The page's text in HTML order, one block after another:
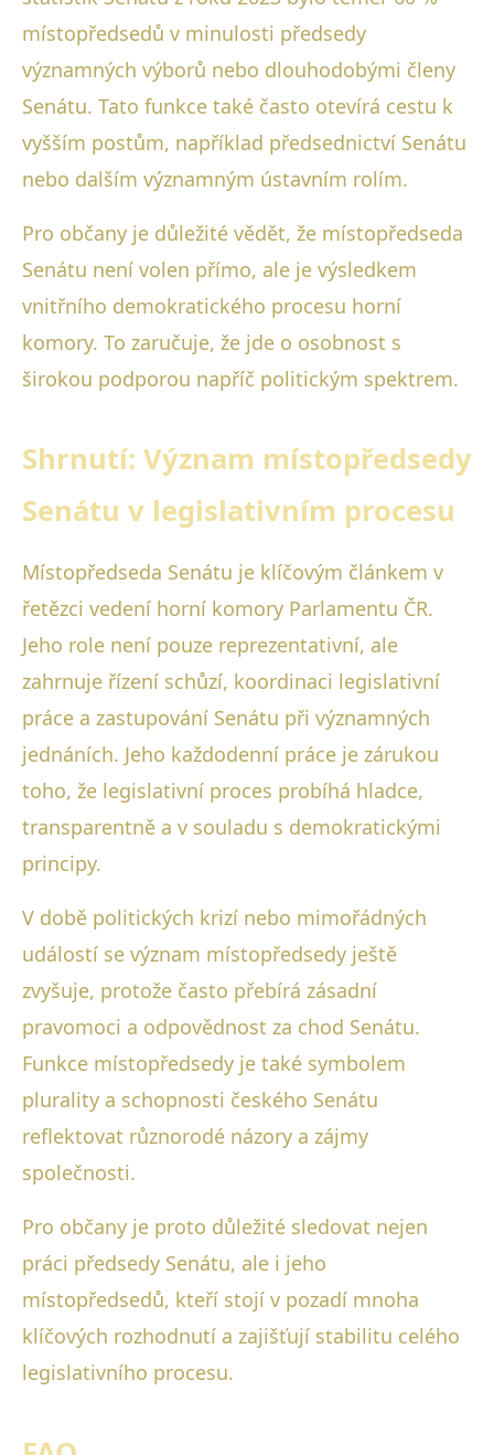
místopředsedů v minulosti předsedy
významných výborů nebo dlouhodobými členy
Senátu. Tato funkce také často otevírá cestu k
vyšším postům, například předsednictví Senátu
nebo dalším významným ústavním rolím.
Pro občany je důležité vědět, že místopředseda
Senátu není volen přímo, ale je výsledkem
vnitřního demokratického procesu horní
komory. To zaručuje, že jde o osobnost s
širokou podporou napříč politickým spektrem.
Shrnutí: Význam místopředsedy
Senátu v legislativním procesu
Místopředseda Senátu je klíčovým článkem v
řetězci vedení horní komory Parlamentu ČR.
Jeho role není pouze reprezentativní, ale
zahrnuje řízení schůzí, koordinaci legislativní
práce a zastupování Senátu při významných
jednáních. Jeho každodenní práce je zárukou
toho, že legislativní proces probíhá hladce,
transparentně a v souladu s demokratickými
principy.
V době politických krizí nebo mimořádných
událostí se význam místopředsedy ještě
zvyšuje, protože často přebírá zásadní
pravomoci a odpovědnost za chod Senátu.
Funkce místopředsedy je také symbolem
plurality a schopnosti českého Senátu
reflektovat různorodé názory a zájmy
společnosti.
Pro občany je proto důležité sledovat nejen
práci předsedy Senátu, ale i jeho
místopředsedů, kteří stojí v pozadí mnoha
klíčových rozhodnutí a zajišťují stabilitu celého
legislativního procesu.